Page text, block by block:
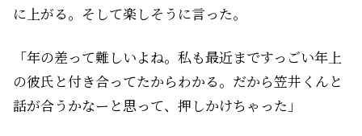
に上がる。そして楽しそうに言った。
「年の差って難しいよね。私も最近まですっごい年上
の彼氏と付き合ってたからわかる。だから笠井くんと
話が合うかなーと思って、押しかけちゃった」